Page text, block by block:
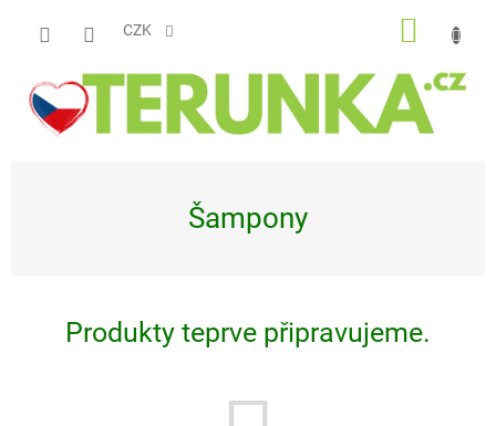
CZK
Šampony
Produkty teprve připravujeme.